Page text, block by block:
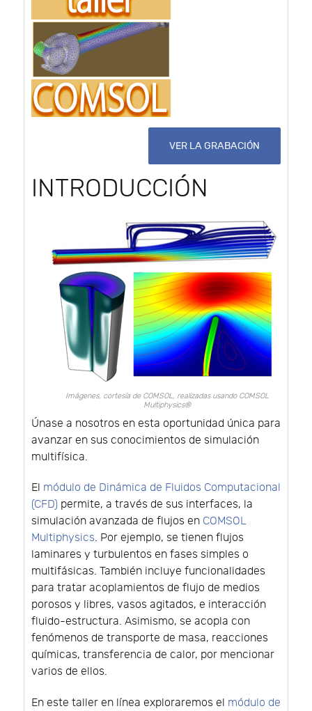
VER LA GRABACIÓN
INTRODUCCIÓN
Imágenes, cortesía de COMSOL, realizadas usando COMSOL
Multiphysics®
Únase a nosotros en esta oportunidad única para
avanzar en sus conocimientos de simulación
multifísica.
El módulo de Dinámica de Fluidos Computacional
(CFD) permite, a través de sus interfaces, la
simulación avanzada de flujos en COMSOL
Multiphysics. Por ejemplo, se tienen flujos
laminares y turbulentos en fases simples o
multifásicas. También incluye funcionalidades
para tratar acoplamientos de flujo de medios
porosos y libres, vasos agitados, e interacción
fluido-estructura. Asimismo, se acopla con
fenómenos de transporte de masa, reacciones
químicas, transferencia de calor, por mencionar
varios de ellos.
En este taller en línea exploraremos el módulo de